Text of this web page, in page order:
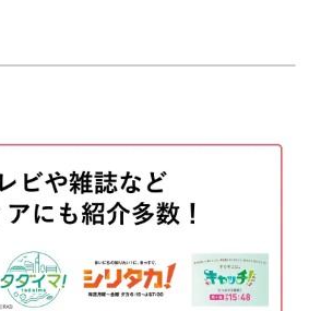
整える、おから生活を一緒に始めて
ットして盛りつける 06:40